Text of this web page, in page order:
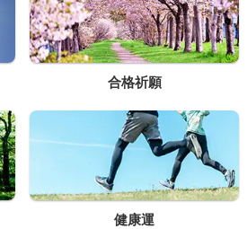
合格祈願
健康運